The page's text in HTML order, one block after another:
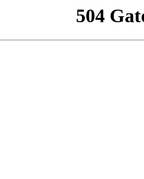
504